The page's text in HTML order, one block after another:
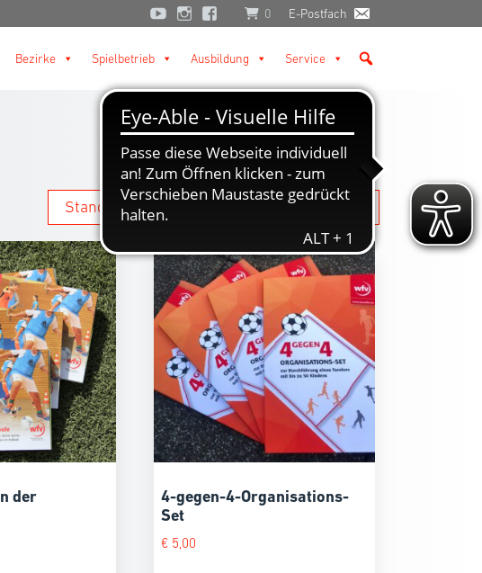
0 E-Postfach
Bezirke Spielbetrieb Ausbildung Service
der
4-gegen-4-Organisations-
Set
€ 5,00